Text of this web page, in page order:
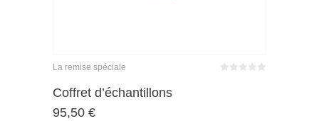
La remise spéciale
Coffret d’échantillons
95,50 €